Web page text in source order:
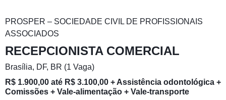
PROSPER – SOCIEDADE CIVIL DE PROFISSIONAIS
ASSOCIADOS
RECEPCIONISTA COMERCIAL
Brasília, DF, BR (1 Vaga)
R$ 1.900,00 até R$ 3.100,00 + Assistência odontológica +
Comissões + Vale-alimentação + Vale-transporte